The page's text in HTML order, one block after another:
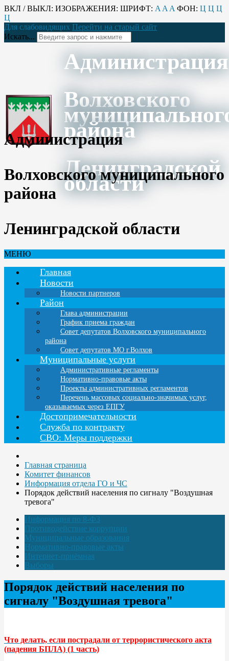
ВКЛ / ВЫКЛ: ИЗОБРАЖЕНИЯ: ШРИФТ: A A A ФОН: Ц Ц Ц
Ц
Для слабовидящих Перейти на старый сайт
Искать...
Администрация
Волховского
района
Ленинградской
области
Администрация
Волховского муниципального
района
Ленинградской области
МЕНЮ
Главная
Новости
Новости партнеров
Район
Глава администрации
График приема граждан
Совет депутатов Волховского муниципального
района
Совет депутатов МО г.Волхов
Муниципальные услуги
Административные регламенты
Нормативно-правовые акты
Проекты административных регламентов
Перечень массовых социально-значимых услуг,
оказываемых через ЕПГУ
Достопримечательности
Служба по контракту
СВО: Меры поддержки
Главная страница
Комитет финансов
Информация отдела ГО и ЧС
Порядок действий населения по сигналу "Воздушная
тревога"
Информация по 8-ФЗ
Противодействие коррупции
Муниципальные образования
Нормативно-правовые акты
Интернет-приёмная
Выборы
Порядок действий населения по
сигналу "Воздушная тревога"
Что делать, если пострадали от террористического акта
(падения БПЛА) (1 часть)